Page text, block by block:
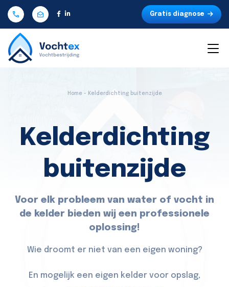
Gratis diagnose
Home - Kelderdichting buitenzijde
Kelderdichting
buitenzijde
Voor elk probleem van water of vocht in
de kelder bieden wij een professionele
oplossing!
Wie droomt er niet van een eigen woning?
En mogelijk een eigen kelder voor opslag,